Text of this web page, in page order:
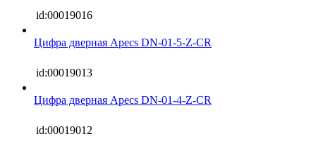
id:00019016
Цифра дверная Apecs DN-01-5-Z-CR
id:00019013
Цифра дверная Apecs DN-01-4-Z-CR
id:00019012